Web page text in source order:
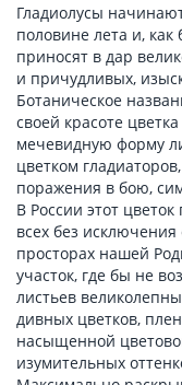
Гладиолусы
половине лета и, как
приносят в дар
и причудливых,
Ботаническое
своей красоте
мечевидную форму
цветком
поражения в бою,
В России этот
всех без исключения
просторах нашей
участок, где бы не
листьев
дивных цветков,
насыщенной
изумительных